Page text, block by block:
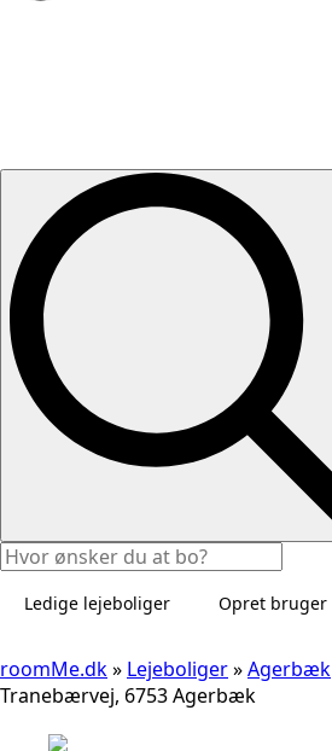
Ledige lejeboliger Opret bruger
roomMe.dk» Lejeboliger»Agerbæk
Tranebærvej, 6753 Agerbæk